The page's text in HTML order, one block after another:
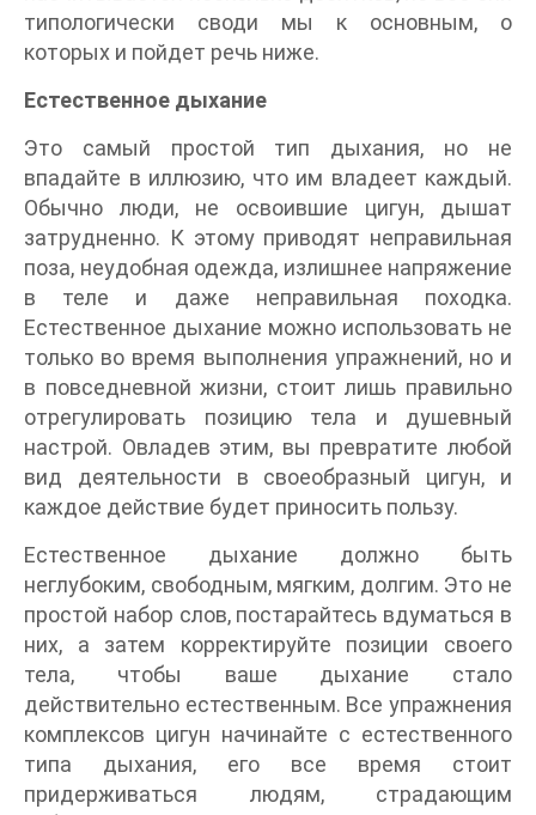
типологически своди мы к основным, о
которых и пойдет речь ниже.
Естественное дыхание
Это самый простой тип дыхания, но не
впадайте в иллюзию, что им владеет каждый.
Обычно люди, не освоившие цигун, дышат
затрудненно. К этому приводят неправильная
поза, неудобная одежда, излишнее напряжение
в теле и даже неправильная походка.
Естественное дыхание можно использовать не
только во время выполнения упражнений, но и
в повседневной жизни, стоит лишь правильно
отрегулировать позицию тела и душевный
настрой. Овладев этим, вы превратите любой
вид деятельности в своеобразный цигун, и
каждое действие будет приносить пользу.
Естественное дыхание должно быть
неглубоким, свободным, мягким, долгим. Это не
простой набор слов, постарайтесь вдуматься в
них, а затем корректируйте позиции своего
тела, чтобы ваше дыхание стало
действительно естественным. Все упражнения
комплексов цигун начинайте с естественного
типа дыхания, его все время стоит
придерживаться людям, страдающим